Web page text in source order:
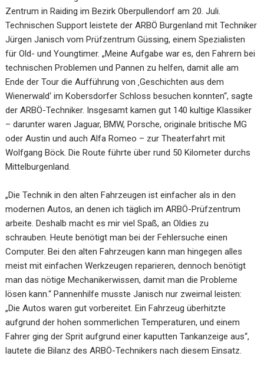
Zentrum in Raiding im Bezirk Oberpullendorf am 20. Juli.
Technischen Support leistete der ARBÖ Burgenland mit Techniker
Jürgen Janisch vom Prüfzentrum Güssing, einem Spezialisten
für Old- und Youngtimer. „Meine Aufgabe war es, den Fahrern bei
technischen Problemen und Pannen zu helfen, damit alle am
Ende der Tour die Aufführung von ‚Geschichten aus dem
Wienerwald‘ im Kobersdorfer Schloss besuchen konnten“, sagte
der ARBÖ-Techniker. Insgesamt kamen gut 140 kultige Klassiker
– darunter waren Jaguar, BMW, Porsche, originale britische MG
oder Austin und auch Alfa Romeo – zur Theaterfahrt mit
Wolfgang Böck. Die Route führte über rund 50 Kilometer durchs
Mittelburgenland.
„Die Technik in den alten Fahrzeugen ist einfacher als in den
modernen Autos, an denen ich täglich im ARBÖ-Prüfzentrum
arbeite. Deshalb macht es mir viel Spaß, an Oldies zu
schrauben. Heute benötigt man bei der Fehlersuche einen
Computer. Bei den alten Fahrzeugen kann man hingegen alles
meist mit einfachen Werkzeugen reparieren, dennoch benötigt
man das nötige Mechanikerwissen, damit man die Probleme
lösen kann.“ Pannenhilfe musste Janisch nur zweimal leisten:
„Die Autos waren gut vorbereitet. Ein Fahrzeug überhitzte
aufgrund der hohen sommerlichen Temperaturen, und einem
Fahrer ging der Sprit aufgrund einer kaputten Tankanzeige aus“,
lautete die Bilanz des ARBÖ-Technikers nach diesem Einsatz.